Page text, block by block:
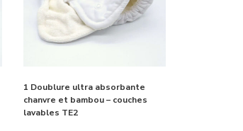
1 Doublure ultra absorbante
chanvre et bambou – couches
lavables TE2